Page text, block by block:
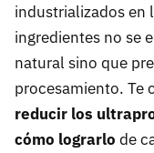
industrializados en
ingredientes no se
natural sino que
procesamiento. Te
reducir los
cómo lograrlo de